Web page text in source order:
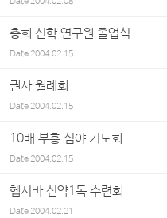
총회 신학 연구원 졸업식
Date2004.02.15
권사 월례회
Date2004.02.15
10배 부흥 심야 기도회
Date2004.02.15
헵시바 신약1독 수련회
Date2004.02.21